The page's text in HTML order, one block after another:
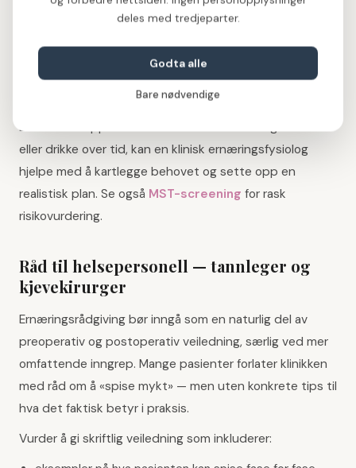
unormal lukt, smak eller utflod fra såret
blødning som ikke stopper etter 20–30 minutters
press
vanskeligheter med å svelge eller åpne munnen
Dersom du opplever at du ikke klarer å få i seg nok mat
eller drikke over tid, kan en klinisk ernæringsfysiolog
hjelpe med å kartlegge behovet og sette opp en
realistisk plan. Se også MST-screening for rask
risikovurdering.
Råd til helsepersonell — tannleger og
kjevekirurger
Ernæringsrådgiving bør inngå som en naturlig del av
preoperativ og postoperativ veiledning, særlig ved mer
omfattende inngrep. Mange pasienter forlater klinikken
med råd om å «spise mykt» — men uten konkrete tips til
hva det faktisk betyr i praksis.
Vurder å gi skriftlig veiledning som inkluderer:
deles med tredjeparter.
Godta alle
Bare nødvendige